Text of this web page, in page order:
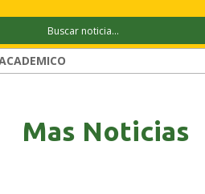
Mas Noticias